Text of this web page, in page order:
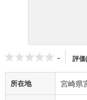
- 評
所在地 宮崎県